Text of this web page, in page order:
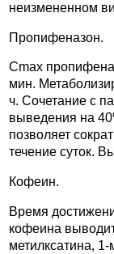
неизмененном
Пропифеназон.
Cmax
мин.
ч. Сочетание с
выведения на
позволяет
течение суток.
Кофеин.
Время
кофеина
метилксатина,